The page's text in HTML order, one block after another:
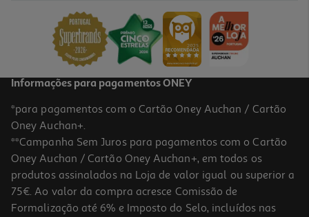
Informações para pagamentos ONEY
*para pagamentos com o Cartão Oney Auchan / Cartão
Oney Auchan+.
**Campanha Sem Juros para pagamentos com o Cartão
Oney Auchan / Cartão Oney Auchan+, em todos os
produtos assinalados na Loja de valor igual ou superior a
75€. Ao valor da compra acresce Comissão de
Formalização até 6% e Imposto do Selo, incluídos nas